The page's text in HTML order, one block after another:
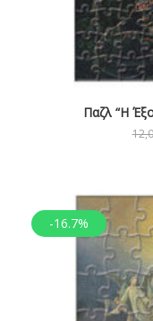
Παζλ “Η
-16.7%